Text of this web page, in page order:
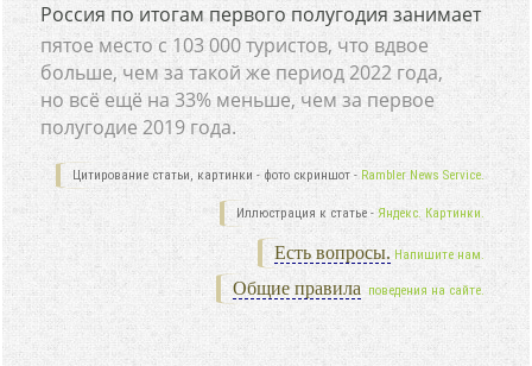
Россия по итогам первого полугодия занимает
пятое место с 103 000 туристов, что вдвое
больше, чем за такой же период 2022 года,
но всё ещё на 33% меньше, чем за первое
полугодие 2019 года.
Цитирование статьи, картинки - фото скриншот -Rambler News Service.
Иллюстрация к статье - Яндекс. Картинки.
Есть вопросы. Напишите нам.
Общие правила поведения на сайте.